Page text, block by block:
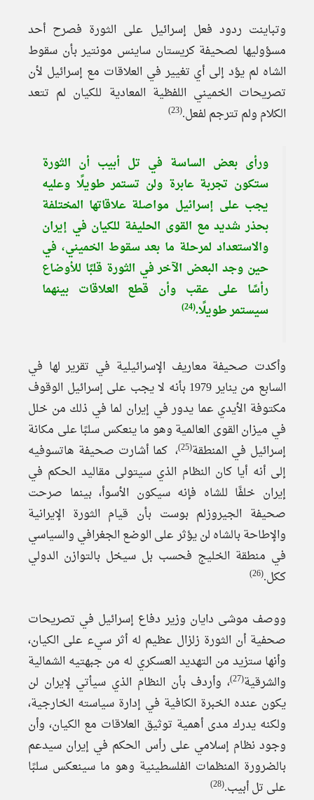
وتباينت ردود فعل إسرائيل على الثورة فصرح أحد
مسؤوليها لصحيفة كريستان ساينس مونتير بأن سقوط
الشاه لم يؤد إلى أي تغيير في العلاقات مع إسرائيل لأن
تصريحات الخميني اللفظية المعادية للكيان لم تتعد
الكلام ولم تترجم لفعل.(23)
ورأى بعض الساسة في تل أبيب أن الثورة
ستكون تجربة عابرة ولن تستمر طويلًا وعليه
يجب على إسرائيل مواصلة علاقاتها المختلفة
بحذر شديد مع القوى الحليفة للكيان في إيران
والاستعداد لمرحلة ما بعد سقوط الخميني، في
حين وجد البعض الآخر في الثورة قلبًا للأوضاع
رأسًا على عقب وأن قطع العلاقات بينهما
سيستمر طويلًا.(24)
وأكدت صحيفة معاريف الإسرائيلية في تقرير لها في
السابع من يناير 1979 بأنه لا يجب على إسرائيل الوقوف
مكتوفة الأيدي عما يدور في إيران لما في ذلك من خلل
في ميزان القوى العالمية وهو ما ينعكس سلبًا على مكانة
إسرائيل في المنطقة(25)
، كما أشارت صحيفة هاتسوفيه
إلى أنه أيا كان النظام الذي سيتولى مقاليد الحكم في
إيران خلفًا للشاه فإنه سيكون الأسوأ، بينما صرحت
صحيفة الجيروزلم بوست بأن قيام الثورة الإيرانية
والإطاحة بالشاه لن يؤثر على الوضع الجغرافي والسياسي
في منطقة الخليج فحسب بل سيخل بالتوازن الدولي
ككل.(26)
ووصف موشى دايان وزير دفاع إسرائيل في تصريحات
صحفية أن الثورة زلزال عظيم له أثر سيء على الكيان،
وأنها ستزيد من التهديد العسكري له من جبهتيه الشمالية
والشرقية(27)
، وأردف بأن النظام الذي سيأتي لإيران لن
يكون عنده الخبرة الكافية في إدارة سياسته الخارجية،
ولكنه يدرك مدى أهمية توثيق العلاقات مع الكيان، وأن
وجود نظام إسلامي على رأس الحكم في إيران سيدعم
بالضرورة المنظمات الفلسطينية وهو ما سينعكس سلبًا
على تل أبيب.(28)